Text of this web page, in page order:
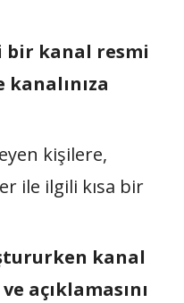
kanal resmi
kanalınıza
kişilere,
ile ilgili kısa bir
kanal
açıklamasını